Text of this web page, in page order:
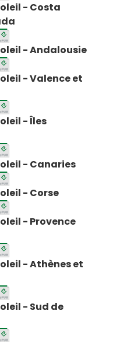
- Costa
- Andalousie
- Valence et
- Îles
- Canaries
- Corse
- Provence
- Athènes et
- Sud de